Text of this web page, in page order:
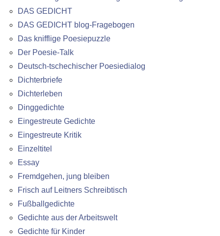
DAS GEDICHT
DAS GEDICHT blog-Fragebogen
Das knifflige Poesiepuzzle
Der Poesie-Talk
Deutsch-tschechischer Poesiedialog
Dichterbriefe
Dichterleben
Dinggedichte
Eingestreute Gedichte
Eingestreute Kritik
Einzeltitel
Essay
Fremdgehen, jung bleiben
Frisch auf Leitners Schreibtisch
Fußballgedichte
Gedichte aus der Arbeitswelt
Gedichte für Kinder